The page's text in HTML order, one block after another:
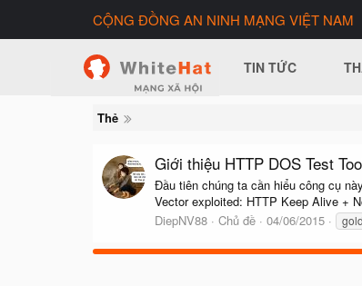
CỘNG ĐỒNG AN NINH MẠNG VIỆT NAM
TIN TỨC
Thẻ
Giới thiệu HTTP DOS Test
Đầu tiên chúng ta cần hiểu công cụ
Vector exploited: HTTP Keep Alive +
DiepNV88
Chủ đề 04/06/2015